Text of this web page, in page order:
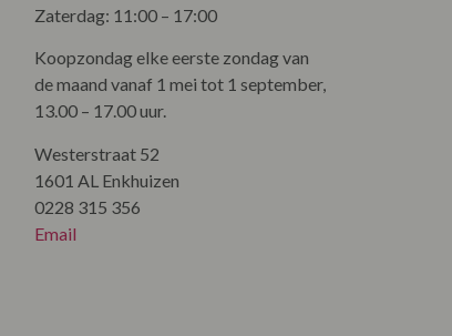
Zaterdag: 11:00 – 17:00
Koopzondag elke eerste zondag van
de maand vanaf 1 mei tot 1 september,
13.00 – 17.00 uur.
Westerstraat 52
1601 AL Enkhuizen
0228 315 356
Email